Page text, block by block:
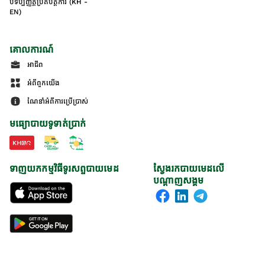
បទប្បញ្ញត្តិប្រតិបត្តិការ (KH -
EN)
គោលការណ៍
អាជីព
អំពីពួកយើង
ណែនាំអំពីការប្រើប្រាស់
មធ្យោបាយទូទាត់ប្រាក់
ស្វែងរកបាយមេដលើ
បណ្តាញសង្គម
ទាញយកកម្មវិធីទូរសព្ទបាយមេដ